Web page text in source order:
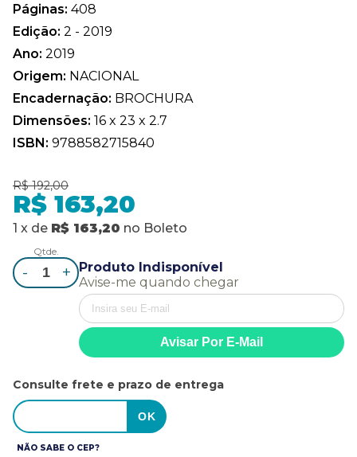
Páginas: 408
Edição: 2 - 2019
Ano: 2019
Origem: NACIONAL
Encadernação: BROCHURA
Dimensões: 16 x 23 x 2.7
ISBN: 9788582715840
R$ 192,00
R$ 163,20
1 x de R$ 163,20 no Boleto
Qtde.
- +
Produto Indisponível
Avise-me quando chegar
Consulte frete e prazo de entrega
NÃO SABE O CEP?